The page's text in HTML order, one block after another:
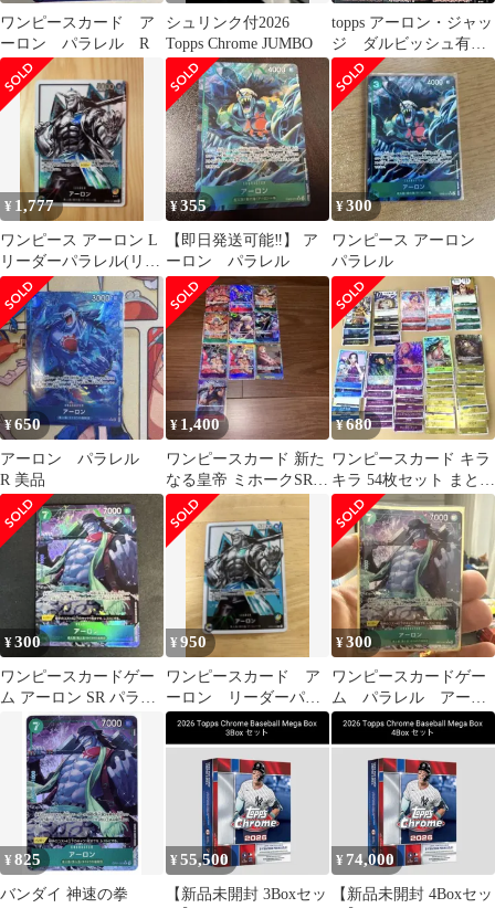
ワンピースカード ア
ーロン パラレル R
シュリンク付2026
Topps Chrome JUMBO
topps アーロン・ジャッ
ジ ダルビッシュ有
鯛パラレル ルーキー
カード RC
¥ 1,777
ワンピース アーロン L
リーダーパラレル(リー
パラ) OP03-022
¥355
【即日発送可能‼】 ア
ーロン パラレル
¥300
ワンピース アーロン
パラレル
¥650
アーロン パラレル
R 美品
¥ 1,400
ワンピースカード 新た
なる皇帝 ミホークSRパ
ラレル まとめ売り デッ
キパーツ
¥680
ワンピースカード キラ
キラ 54枚セット まとめ
売り SR R 仕様 マルコ
¥300
ワンピースカードゲー
ム アーロン SR パラレ
ル OP11-023
¥950
ワンピースカード ア
ーロン リーダーパラ
レル OP03-022
¥300
ワンピースカードゲー
ム パラレル アーロ
ン
¥825
バンダイ 神速の拳
¥55,500
【新品未開封 3Boxセッ
¥ 74,000
【新品未開封 4Boxセッ